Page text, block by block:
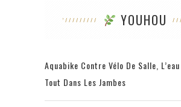
YOUHOU
Aquabike Contre Vélo De Salle,
Tout Dans Les Jambes